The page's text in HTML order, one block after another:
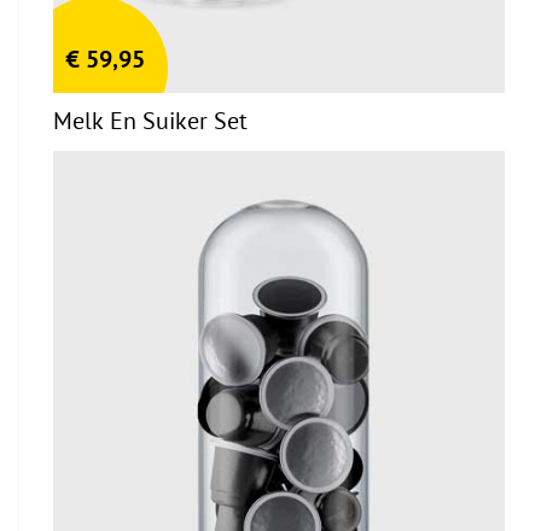
€ 59,95
Melk En Suiker Set